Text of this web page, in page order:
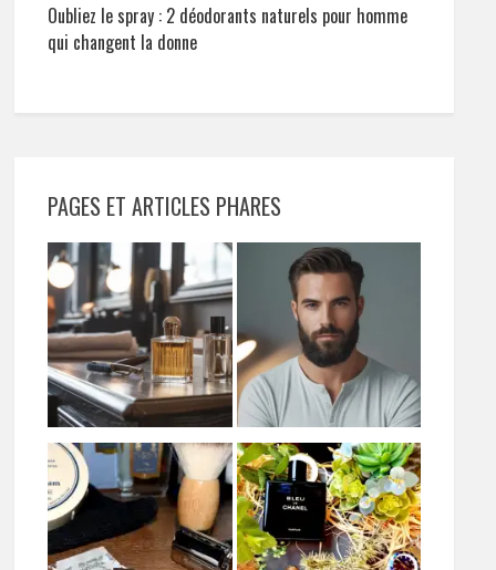
Oubliez le spray : 2 déodorants naturels pour homme
qui changent la donne
PAGES ET ARTICLES PHARES